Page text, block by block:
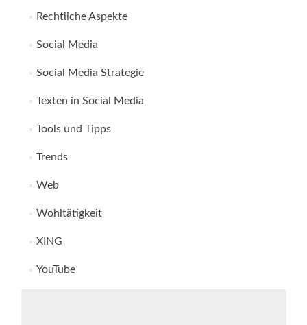
Rechtliche Aspekte
Social Media
Social Media Strategie
Texten in Social Media
Tools und Tipps
Trends
Web
Wohltätigkeit
XING
YouTube